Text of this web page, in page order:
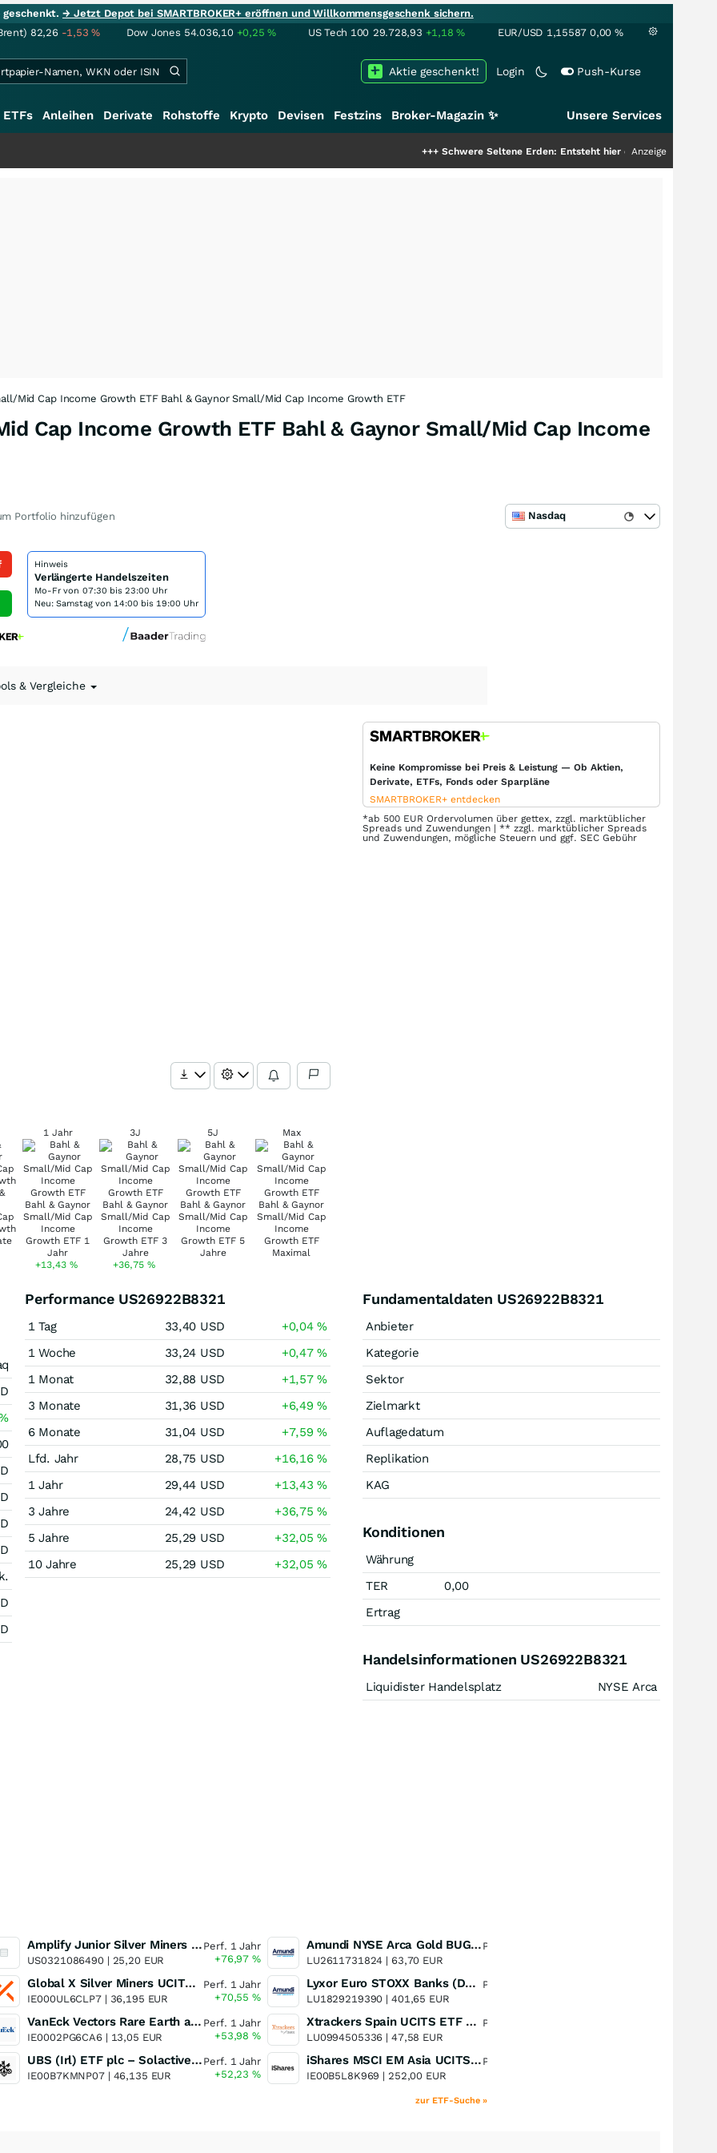
geschenkt.→ Jetzt Depot bei SMARTBROKER+ eröffnen und Willkommensgeschenk sichern.
82,26 -1,53% Dow Jones 54.036,10 +0,25% US Tech 100 29.728,93 +1,18% EUR/USD 1,15587 0,00 %
Login Push-Kurse
Aktie geschenkt!
ETFs Anleihen Derivate Rohstoffe Krypto Devisen Festzins Broker-Magazin ✨ Unsere Services
Schwere Seltene Erden: Entsteht hier die nächste Milliardenstory?
Anzeige
Mid Cap Income Growth ETF Bahl & Gaynor Small/Mid Cap Income Growth ETF
Cap Income Growth ETF Bahl & Gaynor Small/Mid Cap Income
Portfolio hinzufügen Nasdaq
Hinweis
Verlängerte Handelszeiten
Mo-Fr von 07:30 bis 23:00 Uhr
Neu: Samstag von 14:00 bis 19:00 Uhr
& Vergleiche
1 Jahr
+13,43 %
3J
+36,75 %
5J Max
Keine Kompromisse bei Preis & Leistung — Ob Aktien,
Derivate, ETFs, Fonds oder Sparpläne
SMARTBROKER+ entdecken
*ab 500 EUR Ordervolumen über gettex, zzgl. marktüblicher
Spreads und Zuwendungen | ** zzgl. marktüblicher Spreads
und Zuwendungen, mögliche Steuern und ggf. SEC Gebühr
Performance US26922B8321
1 Tag 33,40 USD +0,04%
1 Woche
33,24 USD +0,47%
1 Monat
32,88 USD +1,57%
3 Monate
31,36 USD +6,49%
6 Monate
31,04 USD +7,59%
Lfd. Jahr
28,75 USD +16,16%
1 Jahr
29,44 USD +13,43%
3 Jahre
24,42 USD +36,75%
5 Jahre
25,29 USD +32,05%
10 Jahre
25,29 USD +32,05%
Fundamentaldaten US26922B8321
Anbieter
Kategorie
Sektor
Zielmarkt
Auflagedatum
Replikation
KAG
Konditionen
Währung
TER
0,00
Ertrag
Handelsinformationen US26922B8321
Liquidister Handelsplatz NYSE Arca
Amplify Junior Silver Miners ETF Junior Silver Miners ETF
US0321086490 | 25,20 EUR
Perf. 1 Jahr
+76,97%
Global X Silver Miners UCITS ETF
IE000UL6CLP7 | 36,195 EUR
Perf. 1 Jahr
+70,55%
VanEck Vectors Rare Earth and Strategic Metals UCITS ETF
IE0002PG6CA6 | 13,05 EUR
Perf. 1 Jahr
+53,98%
UBS (Irl) ETF plc – Solactive Global Pure Gold Miners UCITS ETF - A Dis USD o.N.
IE00B7KMNP07 | 46,135 EUR
Perf. 1 Jahr
+52,23%
Amundi NYSE Arca Gold BUGS UCITS ETF Dist
LU2611731824 | 63,70 EUR
Perf. 1 Jahr
Lyxor Euro STOXX Banks (DR) UCITS ETF- Acc
LU1829219390 | 401,65 EUR
Perf. 1 Jahr
Xtrackers Spain UCITS ETF Distribution
LU0994505336 | 47,58 EUR
Perf. 1 Jahr
iShares MSCI EM Asia UCITS ETF
IE00B5L8K969 | 252,00 EUR
Perf. 1 Jahr
zur ETF-Suche »